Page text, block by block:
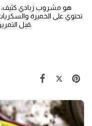
هو مشروب زبادي كثيف،
تحتوي على الخميرة
قبل التمرين وتناولها بعد الانتهاء من ممارسة الرياضة.